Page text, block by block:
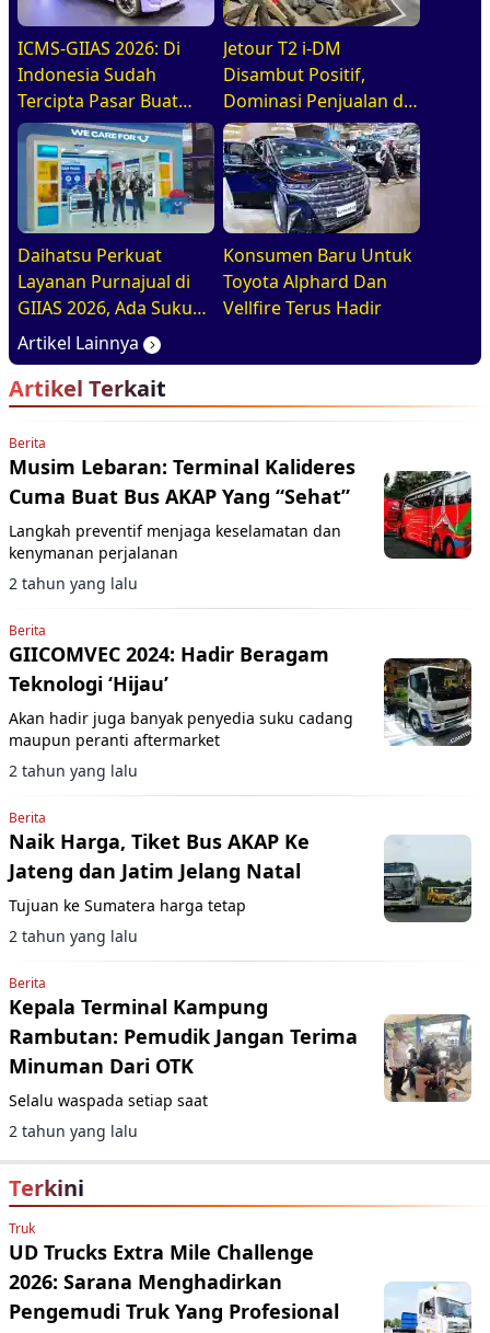
ICMS-GIIAS 2026: Di
Indonesia Sudah
Tercipta Pasar Buat
BEV, HEV, Dan PHEV
Jetour T2 i-DM
Disambut Positif,
Dominasi Penjualan di
GIIAS 2026
Daihatsu Perkuat
Layanan Purnajual di
GIIAS 2026, Ada Suku
Cadang Murahnya
Konsumen Baru Untuk
Toyota Alphard Dan
Vellfire Terus Hadir
Artikel Lainnya
Artikel Terkait
Berita
Musim Lebaran: Terminal Kalideres
Cuma Buat Bus AKAP Yang “Sehat”
Langkah preventif menjaga keselamatan dan
kenymanan perjalanan
2 tahun yang lalu
Berita
GIICOMVEC 2024: Hadir Beragam
Teknologi ‘Hijau’
Akan hadir juga banyak penyedia suku cadang
maupun peranti aftermarket
2 tahun yang lalu
Berita
Naik Harga, Tiket Bus AKAP Ke
Jateng dan Jatim Jelang Natal
Tujuan ke Sumatera harga tetap
2 tahun yang lalu
Berita
Kepala Terminal Kampung
Rambutan: Pemudik Jangan Terima
Minuman Dari OTK
Selalu waspada setiap saat
2 tahun yang lalu
Terkini
Truk
UD Trucks Extra Mile Challenge
2026: Sarana Menghadirkan
Pengemudi Truk Yang Profesional